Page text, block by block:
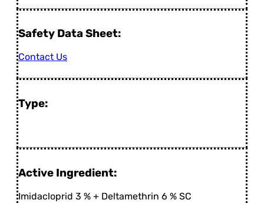
Safety Data Sheet:
Contact Us
Type:
Active Ingredient:
Imidacloprid 3 % + Deltamethrin 6 % SC